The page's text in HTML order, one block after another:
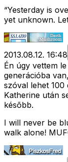
“Yesterday is
yet unknown.
2013.08.12. 16:48
Én úgy vettem
generációba
szóval lehet 100
Katherine után
késõbb.
I will never be
walk alone!